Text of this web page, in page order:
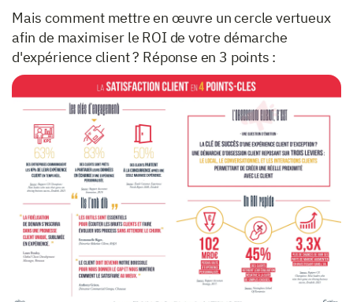
Mais comment mettre en œuvre un cercle vertueux
afin de maximiser le ROI de votre démarche
d'expérience client ? Réponse en 3 points :